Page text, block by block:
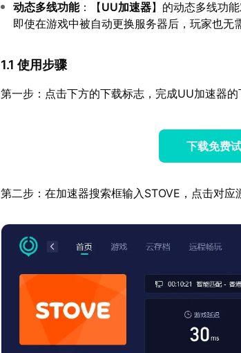
动态多线功能：【UU加速器】的动态多线功
即使在游戏中被自动更换服务器后，玩家也无
1.1 使用步骤
第一步：点击下方的下载标志，完成UU加速器的
下载免费
第二步：在加速器搜索框输入STOVE，点击对应